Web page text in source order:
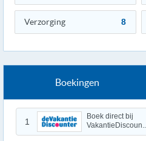
Verzorging 8
Boekingen
1
Boek direct bij
VakantieDiscoun..